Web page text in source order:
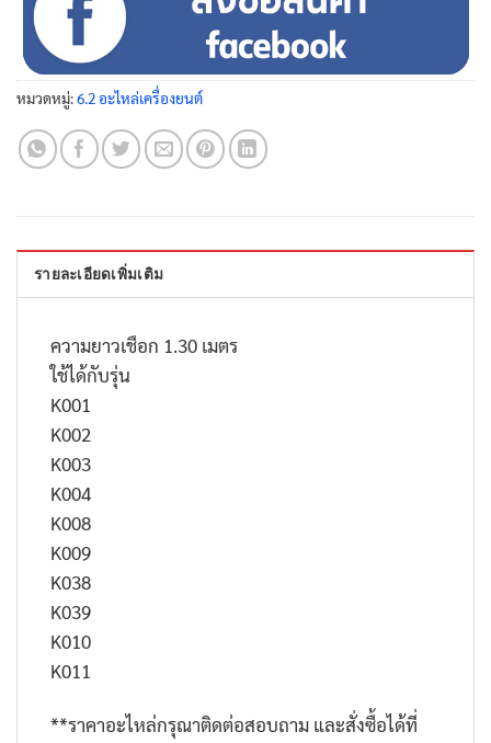
หมวดหมู่:6.2 อะไหล่เครื่องยนต์
รายละเอียดเพิ่มเติม
ความยาวเชือก 1.30 เมตร
ใช้ได้กับรุ่น
K001
K002
K003
K004
K008
K009
K038
K039
K010
K011
**ราคาอะไหล่กรุณาติดต่อสอบถาม และสั่งซื้อได้ที่